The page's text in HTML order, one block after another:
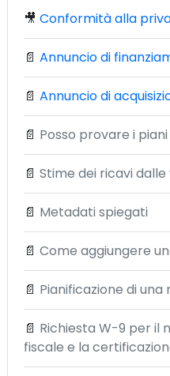
🎥 Conformità alla
📄 Annuncio di
📄 Annuncio di
📄 Posso provare i
📄 Stime dei ricavi
📄 Metadati spiegati
📄 Come aggiungere
📄 Pianificazione di
📄 Richiesta W-9 per il
fiscale e la